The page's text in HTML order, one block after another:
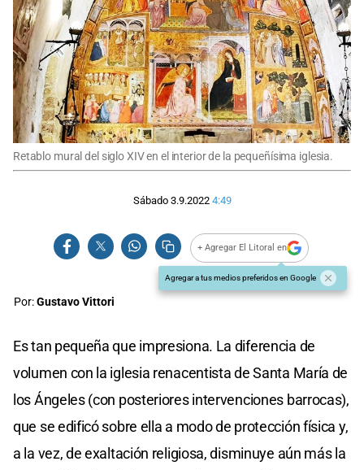
Retablo mural del siglo XIV en el interior de la pequeñísima iglesia.
Sábado 3.9.2022 4:49
+ Agregar El Litoral en
Agregar a tus medios preferidos en Google
Por:Gustavo Vittori
Es tan pequeña que impresiona. La diferencia de
volumen con la iglesia renacentista de Santa María de
los Ángeles (con posteriores intervenciones barrocas),
que se edificó sobre ella a modo de protección física y,
a la vez, de exaltación religiosa, disminuye aún más la